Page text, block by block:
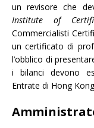
un revisore che
Institute of
Commercialisti
un certificato di
l’obblico di
i bilanci devono
Entrate di Hong